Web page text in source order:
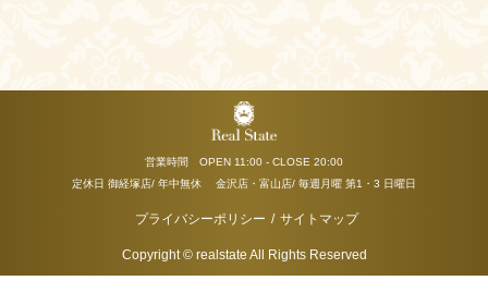
営業時間 OPEN 11:00 - CLOSE 20:00
定休日 御経塚店/ 年中無休 金沢店・富山店/ 毎週月曜 第1・3 日曜日
プライバシーポリシー / サイトマップ
Copyright © realstate All Rights Reserved